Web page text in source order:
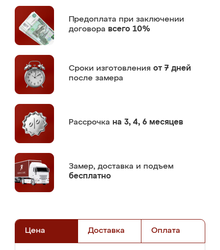
Предоплата при заключении
договора всего 10%
Сроки изготовления от 7 дней
после замера
Рассрочка на 3, 4, 6 месяцев
Замер, доставка и подъем
бесплатно
Цена Доставка Оплата